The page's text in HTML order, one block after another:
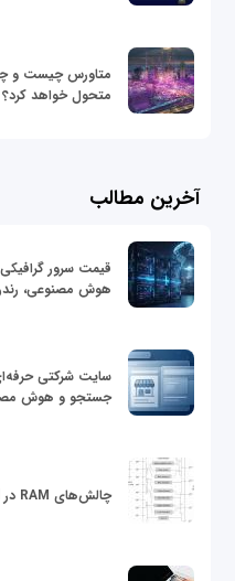
متاورس چیست و
متحول خواهد کرد؟
آخرین مطالب
هوش مصنوعی،
سایت شرکتی
جستجو و هوش
چالش‌های RAM در Workloadهای محاسباتی HPC